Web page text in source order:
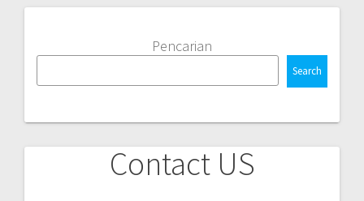
Pencarian
Search
Contact US